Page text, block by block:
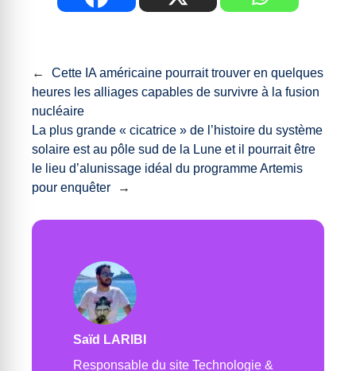
←
Cette IA américaine pourrait trouver en quelques
heures les alliages capables de survivre à la fusion
nucléaire
La plus grande « cicatrice » de l’histoire du système
solaire est au pôle sud de la Lune et il pourrait être
le lieu d’alunissage idéal du programme Artemis
pour enquêter
→
Saïd LARIBI
Responsable du site Technologie &